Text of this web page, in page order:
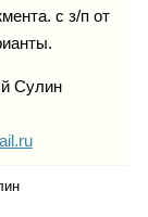
с з/п от
Сулин